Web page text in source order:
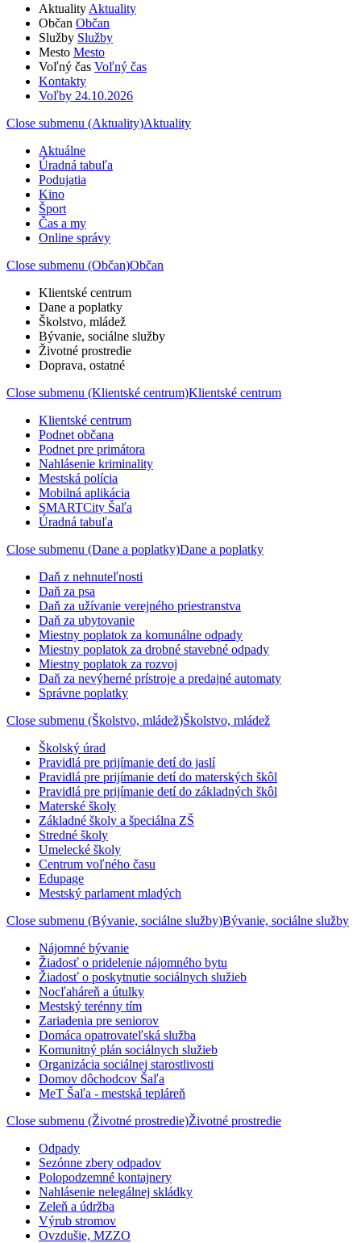
Aktuality Aktuality
Občan Občan
Služby Služby
Mesto Mesto
Voľný čas Voľný čas
Kontakty
Voľby 24.10.2026
Close submenu (Aktuality)Aktuality
Aktuálne
Úradná tabuľa
Podujatia
Kino
Šport
Čas a my
Online správy
Close submenu (Občan)Občan
Klientské centrum
Dane a poplatky
Školstvo, mládež
Bývanie, sociálne služby
Životné prostredie
Doprava, ostatné
Close submenu (Klientské centrum)Klientské centrum
Klientské centrum
Podnet občana
Podnet pre primátora
Nahlásenie kriminality
Mestská polícia
Mobilná aplikácia
SMARTCity Šaľa
Úradná tabuľa
Close submenu (Dane a poplatky)Dane a poplatky
Daň z nehnuteľnosti
Daň za psa
Daň za užívanie verejného priestranstva
Daň za ubytovanie
Miestny poplatok za komunálne odpady
Miestny poplatok za drobné stavebné odpady
Miestny poplatok za rozvoj
Daň za nevýherné prístroje a predajné automaty
Správne poplatky
Close submenu (Školstvo, mládež)Školstvo, mládež
Školský úrad
Pravidlá pre prijímanie detí do jaslí
Pravidlá pre prijímanie detí do materských škôl
Pravidlá pre prijímanie detí do základných škôl
Materské školy
Základné školy a špeciálna ZŠ
Stredné školy
Umelecké školy
Centrum voľného času
Edupage
Mestský parlament mladých
Close submenu (Bývanie, sociálne služby)Bývanie, sociálne služby
Nájomné bývanie
Žiadosť o pridelenie nájomného bytu
Žiadosť o poskytnutie sociálnych služieb
Nocľaháreň a útulky
Mestský terénny tím
Zariadenia pre seniorov
Domáca opatrovateľská služba
Komunitný plán sociálnych služieb
Organizácia sociálnej starostlivosti
Domov dôchodcov Šaľa
MeT Šaľa - mestská tepláreň
Close submenu (Životné prostredie)Životné prostredie
Odpady
Sezónne zbery odpadov
Polopodzemné kontajnery
Nahlásenie nelegálnej skládky
Zeleň a údržba
Výrub stromov
Ovzdušie, MZZO